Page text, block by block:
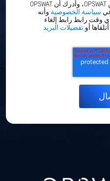
أوافق على تلقي رسائل من OPSWAT، وأدرك أن OPSWAT
سياسة الخصوصيةوأنه
وقت رابط رابط إلغاء
أو تفضيلات البريد